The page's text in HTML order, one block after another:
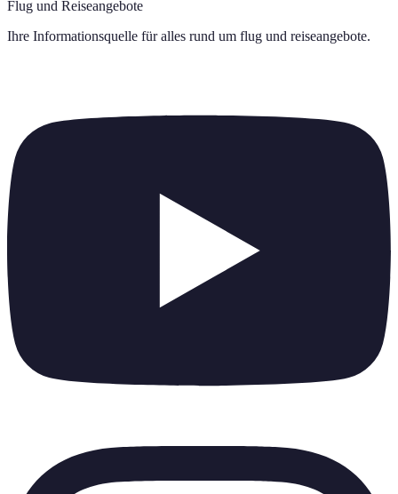
Flug und Reiseangebote
Ihre Informationsquelle für alles rund um flug und reiseangebote.